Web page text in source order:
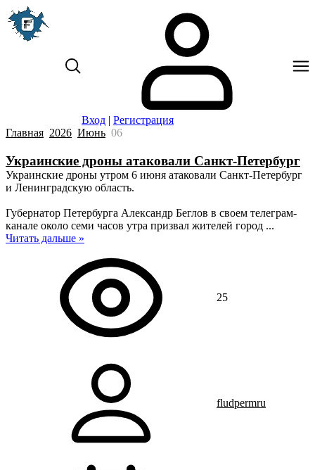
Вход | Регистрация
Главная 2026 Июнь 06
Украинские дроны атаковали Санкт-Петербург
Украинские дроны утром 6 июня атаковали Санкт-Петербург
и Ленинградскую область.
Губернатор Петербурга Александр Беглов в своем телеграм-
канале около семи часов утра призвал жителей город ...
Читать дальше »
25
fludpermru